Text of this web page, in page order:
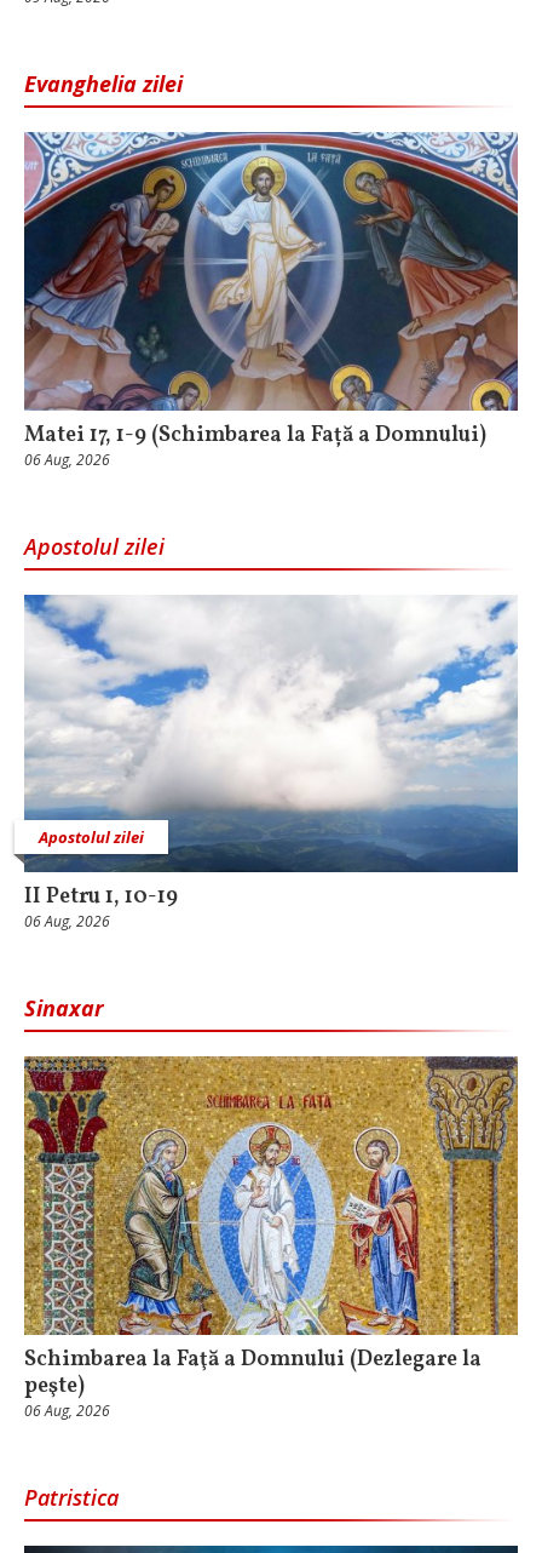
Evanghelia zilei
Matei 17, 1-9 (Schimbarea la Față a Domnului)
06 Aug, 2026
Apostolul zilei
Apostolul zilei
II Petru 1, 10-19
06 Aug, 2026
Sinaxar
Schimbarea la Faţă a Domnului (Dezlegare la
peşte)
06 Aug, 2026
Patristica